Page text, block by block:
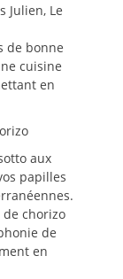
Julien, Le
de bonne
cuisine
en
aux
papilles
de chorizo
de
en